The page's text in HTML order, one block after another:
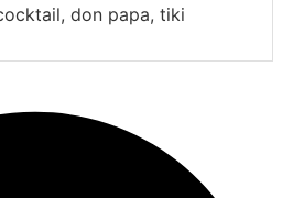
don papa, tiki